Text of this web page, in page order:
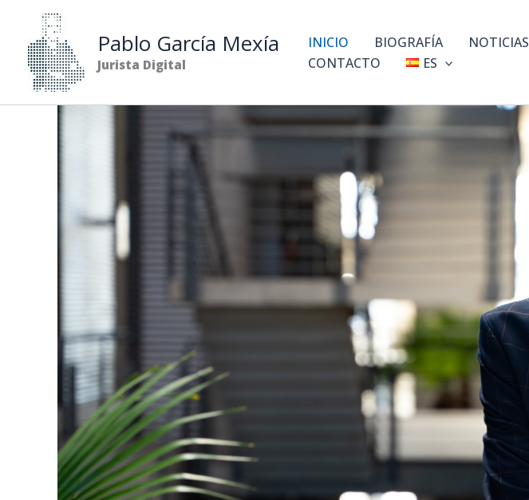
contenido
Pablo García Mexía
Jurista Digital
INICIO BIOGRAFÍA NOTICIAS
CONTACTO
ES